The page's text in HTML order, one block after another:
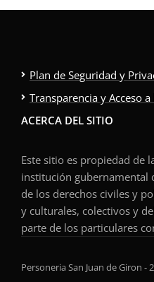
Plan de Seguridad y
Transparencia y Acceso
ACERCA DEL SITIO
Este sitio es propiedad de
institución gubernamental
de los derechos civiles y
y culturales, colectivos y
parte de los particulares
Personeria San Juan de Giron -